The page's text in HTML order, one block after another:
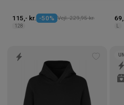
115,- kr. -50% Vejl. 229,95 kr.
128